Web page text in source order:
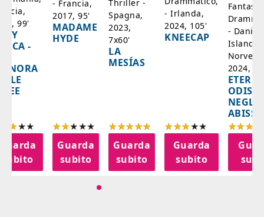
99'
-
subito
- Francia,
2017, 95'
MADAME
HYDE
Guarda
subito
Thriller -
Spagna,
2023,
7x60'
LA
MESÍAS
Guarda
subito
- Irlanda,
2024, 105'
KNEECAP
Guarda
subito
-
Islanda,
2024,
NEGLI
ABISSI